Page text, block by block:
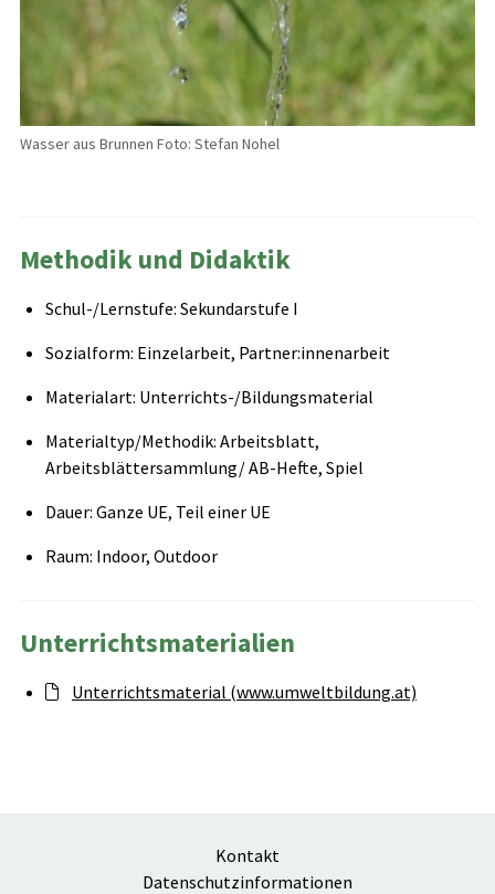
Wasser aus Brunnen Foto: Stefan Nohel
Methodik und Didaktik
Schul-/Lernstufe: Sekundarstufe I
Sozialform: Einzelarbeit, Partner:innenarbeit
Materialart: Unterrichts-/Bildungsmaterial
Materialtyp/Methodik: Arbeitsblatt,
Arbeitsblättersammlung/ AB-Hefte, Spiel
Dauer: Ganze UE, Teil einer UE
Raum: Indoor, Outdoor
Unterrichtsmaterialien
Unterrichtsmaterial (www.umweltbildung.at)
Kontakt
Datenschutzinformationen